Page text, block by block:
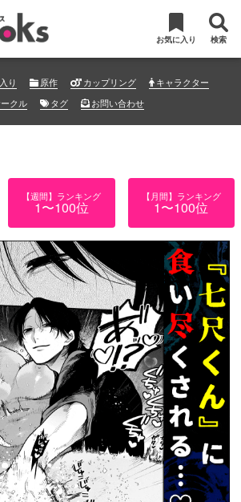
お気に入り 検索
り 原作 カップリング
キャラクター
クル
タグ お問い合わせ
【週間】ランキング
1〜100位
【月間】ランキング
1〜100位